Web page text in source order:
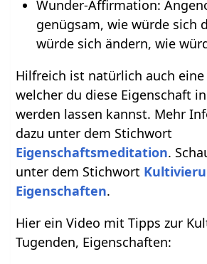
Wunder-Affirmation:
genügsam, wie würde sich
würde sich ändern, wie
Hilfreich ist natürlich auch eine
welcher du diese Eigenschaft
werden lassen kannst. Mehr
dazu unter dem Stichwort
Eigenschaftsmeditation.
unter dem Stichwort
Eigenschaften.
Hier ein Video mit Tipps zur
Tugenden, Eigenschaften: